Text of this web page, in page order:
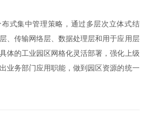
集中管理策略，通过多层次立体式结
、传输网络层、数据处理层和用于应用层
体的工业园区网格化灵活部署，强化上级
业务部门应用职能，做到园区资源的统一